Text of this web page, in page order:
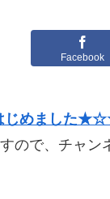
Facebook
めました
ので、チャン